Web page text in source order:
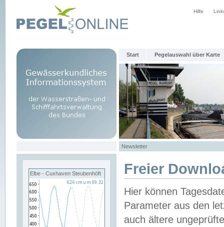
Hilfe
Start Pegelauswahl über Karte
Newsletter
Elbe - Cuxhaven Steubenhöft Freier
Hier können
Parameter aus den
auch ältere